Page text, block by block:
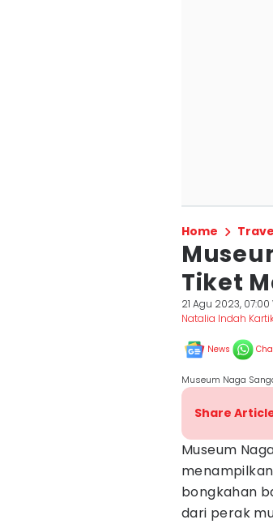
Home
Tiket
21 Agu 2023, 07:00
Natalia Indah
News
Museum Naga
Share
Museum
bongkahan
dari perak